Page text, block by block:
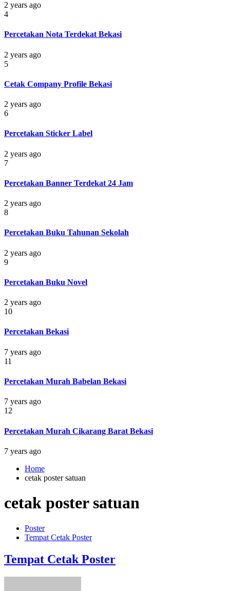
2 years ago
4
Percetakan Nota Terdekat Bekasi
2 years ago
5
Cetak Company Profile Bekasi
2 years ago
6
Percetakan Sticker Label
2 years ago
7
Percetakan Banner Terdekat 24 Jam
2 years ago
8
Percetakan Buku Tahunan Sekolah
2 years ago
9
Percetakan Buku Novel
2 years ago
10
Percetakan Bekasi
7 years ago
11
Percetakan Murah Babelan Bekasi
7 years ago
12
Percetakan Murah Cikarang Barat Bekasi
7 years ago
Home
cetak poster satuan
cetak poster satuan
Poster
Tempat Cetak Poster
Tempat Cetak Poster